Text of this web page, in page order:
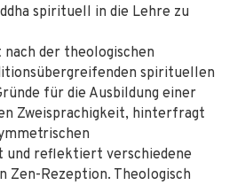
spirituell in die Lehre zu
der theologischen
spirituellen
für die Ausbildung einer
Zweisprachigkeit, hinterfragt
und reflektiert verschiedene
Zen-Rezeption. Theologisch